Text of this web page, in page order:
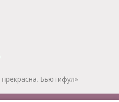
Бьютифул»